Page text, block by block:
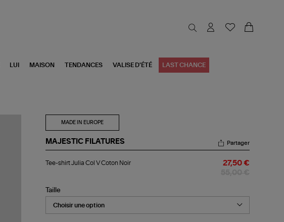
LUI MAISON TENDANCES VALISE D'ÉTÉ LAST CHANCE
MADE IN EUROPE
MAJESTIC FILATURES
shirt
V
Coton
Noir
Partager
Tee-shirt Julia Col V Coton Noir 27,50 €
Taille